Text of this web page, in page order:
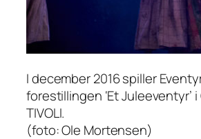
I december 2016 spiller
forestillingen ‘Et Juleeventyr’
TIVOLI.
(foto: Ole Mortensen)